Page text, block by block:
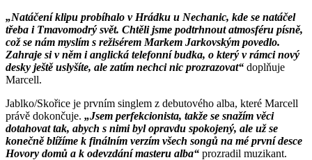
„Natáčení klipu probíhalo v Hrádku u Nechanic, kde se natáčel
třeba i Tmavomodrý svět. Chtěli jsme podtrhnout atmosféru písně,
což se nám myslím s režisérem Markem Jarkovským povedlo.
Zahraje si v něm i anglická telefonní budka, o který v rámci nový
desky ještě uslyšíte, ale zatím nechci nic prozrazovat“ doplňuje
Marcell.
Jablko/Skořice je prvním singlem z debutového alba, které Marcell
právě dokončuje. „Jsem perfekcionista, takže se snažím věci
dotahovat tak, abych s nimi byl opravdu spokojený, ale už se
konečně blížíme k finálním verzím všech songů na mé první desce
Hovory domů a k odevzdání masteru alba“ prozradil muzikant.